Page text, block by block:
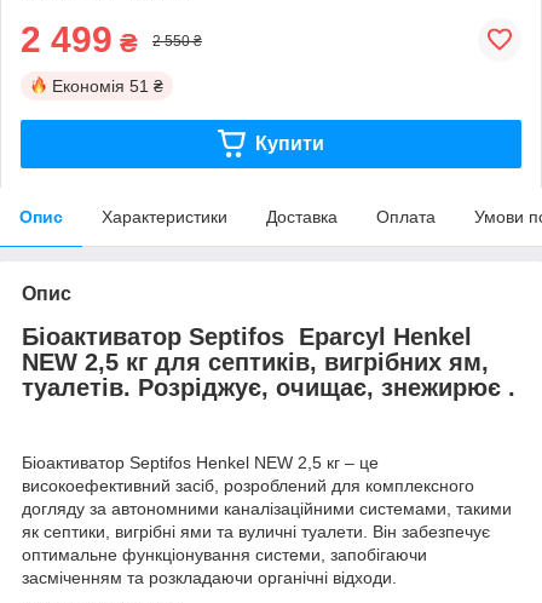
2 499 ₴ 2 550 ₴
Економія 51 ₴
Купити
Опис Характеристики Доставка Оплата Умови
Опис
Біоактиватор Septifos Eparcyl Henkel
NEW 2,5 кг для септиків, вигрібних ям,
туалетів. Розріджує, очищає, знежирює .
Біоактиватор Septifos Henkel NEW 2,5 кг – це
високоефективний засіб, розроблений для комплексного
догляду за автономними каналізаційними системами, такими
як септики, вигрібні ями та вуличні туалети. Він забезпечує
оптимальне функціонування системи, запобігаючи
засміченням та розкладаючи органічні відходи.